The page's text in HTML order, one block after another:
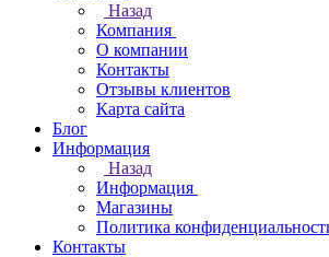
Назад
Компания
О компании
Контакты
Отзывы клиентов
Карта сайта
Блог
Информация
Назад
Информация
Магазины
Политика
Контакты